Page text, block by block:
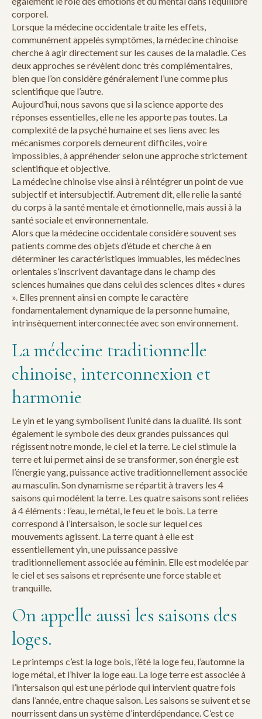
corporel.
Lorsque la médecine occidentale traite les effets,
communément appelés symptômes, la médecine chinoise
cherche à agir directement sur les causes de la maladie. Ces
deux approches se révèlent donc très complémentaires,
bien que l’on considère généralement l’une comme plus
scientifique que l’autre.
Aujourd’hui, nous savons que si la science apporte des
réponses essentielles, elle ne les apporte pas toutes. La
complexité de la psyché humaine et ses liens avec les
mécanismes corporels demeurent difficiles, voire
impossibles, à appréhender selon une approche strictement
scientifique et objective.
La médecine chinoise vise ainsi à réintégrer un point de vue
subjectif et intersubjectif. Autrement dit, elle relie la santé
du corps à la santé mentale et émotionnelle, mais aussi à la
santé sociale et environnementale.
Alors que la médecine occidentale considère souvent ses
patients comme des objets d’étude et cherche à en
déterminer les caractéristiques immuables, les médecines
orientales s’inscrivent davantage dans le champ des
sciences humaines que dans celui des sciences dites « dures
». Elles prennent ainsi en compte le caractère
fondamentalement dynamique de la personne humaine,
intrinsèquement interconnectée avec son environnement.
La médecine traditionnelle
chinoise, interconnexion et
harmonie
Le yin et le yang symbolisent l’unité dans la dualité. Ils sont
également le symbole des deux grandes puissances qui
régissent notre monde, le ciel et la terre. Le ciel stimule la
terre et lui permet ainsi de se transformer, son énergie est
l’énergie yang, puissance active traditionnellement associée
au masculin. Son dynamisme se répartit à travers les 4
saisons qui modèlent la terre. Les quatre saisons sont reliées
à 4 éléments : l’eau, le métal, le feu et le bois. La terre
correspond à l’intersaison, le socle sur lequel ces
mouvements agissent. La terre quant à elle est
essentiellement yin, une puissance passive
traditionnellement associée au féminin. Elle est modelée par
le ciel et ses saisons et représente une force stable et
tranquille.
On appelle aussi les saisons des
loges.
Le printemps c’est la loge bois, l’été la loge feu, l’automne la
loge métal, et l’hiver la loge eau. La loge terre est associée à
l’intersaison qui est une période qui intervient quatre fois
dans l’année, entre chaque saison. Les saisons se suivent et se
nourrissent dans un système d’interdépendance. C’est ce